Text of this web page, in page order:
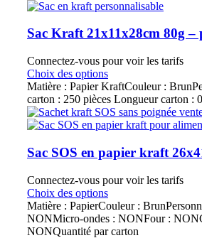
Sac Kraft 21x11x28cm 80g –
Connectez-vous pour voir les tarifs
Choix des options
Matière : Papier KraftCouleur :
carton : 250 pièces Longueur carton :
Sac SOS en papier kraft
Connectez-vous pour voir les tarifs
Choix des options
Matière : PapierCouleur :
NONMicro-ondes : NONFour :
NONQuantité par carton